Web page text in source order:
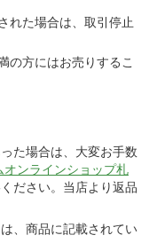
れた場合は、取引停止
の方にはお売りするこ
た場合は、大変お手数
オンラインショップ札
ださい。当店より返品
、商品に記載されてい